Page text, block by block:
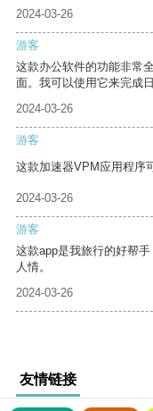
2024-03-26
游客
这款办公软件的功能非常
面。我可以使用它来完成
2024-03-26
游客
这款加速器VPM应用程序
2024-03-26
游客
这款app是我旅行的好帮
人情。
2024-03-26
友情链接